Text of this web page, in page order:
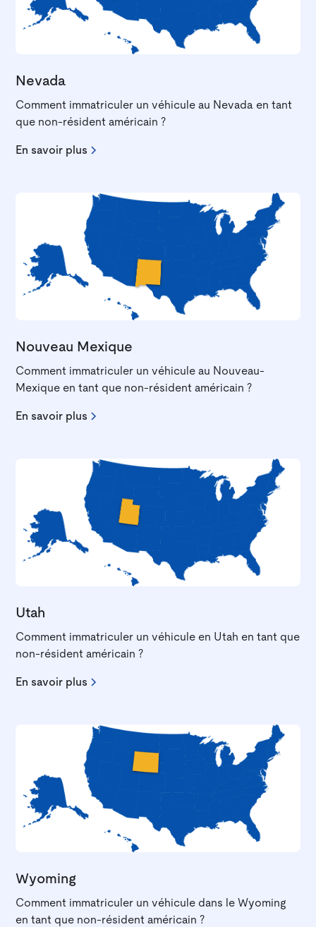
Nevada
Comment immatriculer un véhicule au Nevada en tant
que non-résident américain ?
En savoir plus
Nouveau Mexique
Comment immatriculer un véhicule au Nouveau-
Mexique en tant que non-résident américain ?
En savoir plus
Utah
Comment immatriculer un véhicule en Utah en tant que
non-résident américain ?
En savoir plus
Wyoming
Comment immatriculer un véhicule dans le Wyoming
en tant que non-résident américain ?